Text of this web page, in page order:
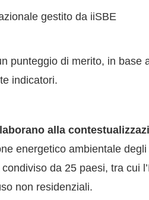
gestito da iiSBE
punteggio di merito, in base
indicatori.
alla
energetico ambientale degli
da 25 paesi, tra cui
non residenziali.